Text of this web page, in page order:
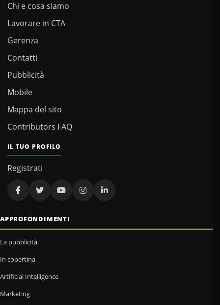
Chi e cosa siamo
Lavorare in CTA
Gerenza
Contatti
Pubblicità
Mobile
Mappa del sito
Contributors FAQ
IL TUO PROFILO
Registrati
APPROFONDIMENTI
La pubblicità
In copertina
Artificial Intelligence
Marketing